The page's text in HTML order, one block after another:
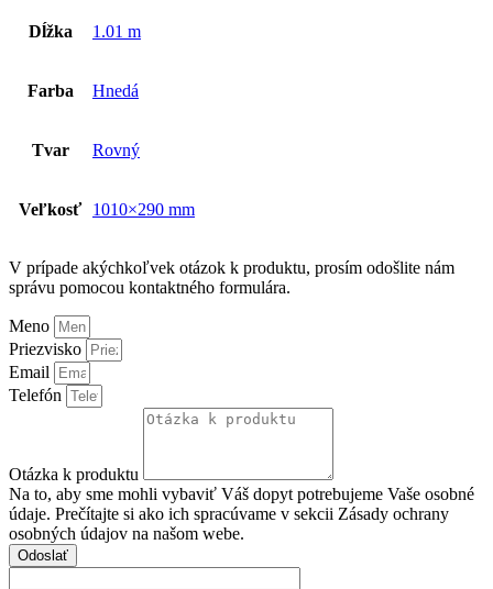
Dĺžka 1.01 m
Farba Hnedá
Tvar Rovný
Veľkosť 1010×290 mm
V prípade akýchkoľvek otázok k produktu, prosím odošlite nám
správu pomocou kontaktného formulára.
Meno
Priezvisko
Email
Telefón
Otázka k produktu
Na to, aby sme mohli vybaviť Váš dopyt potrebujeme Vaše osobné
údaje. Prečítajte si ako ich spracúvame v sekcii Zásady ochrany
osobných údajov na našom webe.
Odoslať